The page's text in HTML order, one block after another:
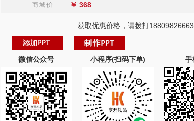
商城价 ￥ 368
获取优惠价格，请拨打18809826663
微信公众号 小程序(扫码下单) 手